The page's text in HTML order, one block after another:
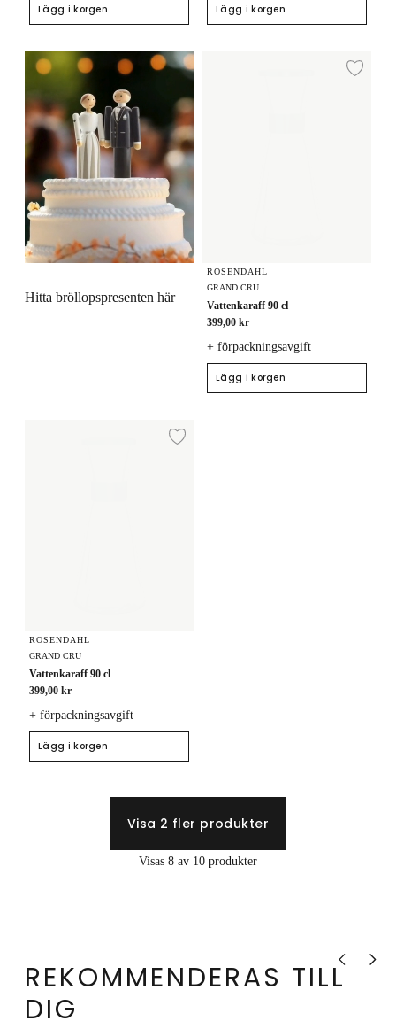
Lägg i korgen Lägg i korgen
Hitta bröllopspresenten här
ROSENDAHL
GRAND CRU
Vattenkaraff 90 cl
399,00 kr
+ förpackningsavgift
Lägg i korgen
Lägg till i önskelista
ROSENDAHL
GRAND CRU
Vattenkaraff 90 cl
399,00 kr
+ förpackningsavgift
Lägg i korgen
Visa 2 fler produkter
Visas 8 av 10 produkter
REKOMMENDERAS TILL
DIG
Visa tidigare
Visa